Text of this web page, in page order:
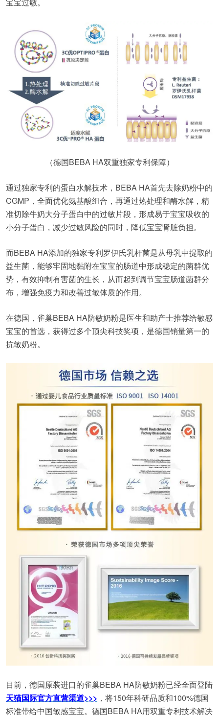
宝宝过敏。
（德国BEBA HA双重独家专利保障）
通过独家专利的蛋白水解技术，BEBA HA首先去除奶粉中的
CGMP，全面优化氨基酸组合，再通过热处理和酶水解，精
准切除牛奶大分子蛋白中的过敏片段，形成易于宝宝吸收的
小分子蛋白，减少过敏风险的同时，降低宝宝肾脏负担。
而BEBA HA添加的独家专利罗伊氏乳杆菌是从母乳中提取的
益生菌，能够牢固地黏附在宝宝的肠道中形成稳定的菌群优
势，有效抑制有害菌的生长，从而起到调节宝宝肠道菌群分
布，增强免疫力和改善过敏体质的作用。
在德国，雀巢BEBA HA防敏奶粉是医生和助产士推荐给敏感
宝宝的首选，获得过多个顶尖科技奖项，是德国销量第一的
抗敏奶粉。
目前，德国原装进口的雀巢BEBA HA防敏奶粉已经全面登陆
天猫国际官方直营渠道>>> ，将150年科研品质和100%德国
标准带给中国敏感宝宝。德国BEBA HA用双重专利技术解决